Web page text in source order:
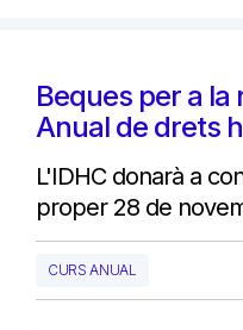
Beques per a la
Anual de drets
L'IDHC donarà a
proper 28 de
CURS ANUAL